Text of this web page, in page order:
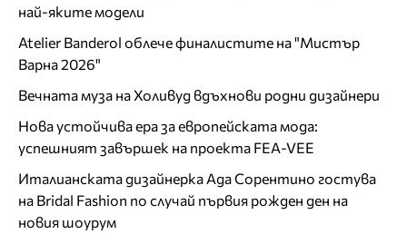
най-яките модели
Atelier Banderol облече финалистите на "Мистър
Варна 2026"
Вечната муза на Холивуд вдъхнови родни дизайнери
Нова устойчива ера за европейската мода:
успешният завършек на проекта FEA-VEE
Италианската дизайнерка Ада Сорентино гостува
на Bridal Fashion по случай първия рожден ден на
новия шоурум